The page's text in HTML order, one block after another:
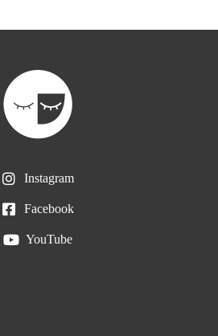
Instagram
Facebook
YouTube